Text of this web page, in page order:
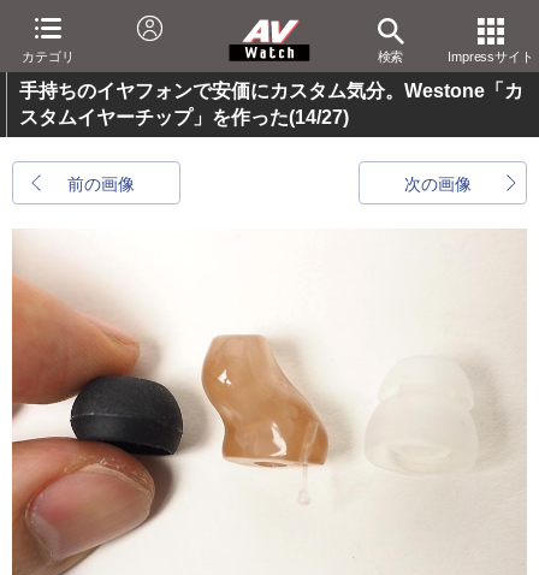
カテゴリ 検索 Impressサイト
手持ちのイヤフォンで安価にカスタム気分。Westone「カ
スタムイヤーチップ」を作った(14/27)
前の画像 次の画像